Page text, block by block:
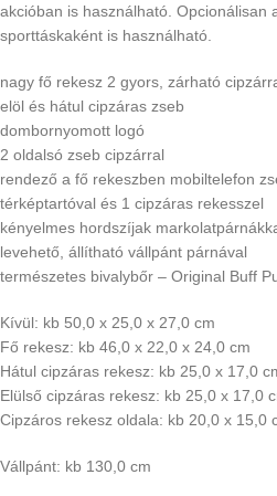
akcióban is használható. Opcionálisan
sporttáskaként is használható.
nagy fő rekesz 2 gyors, zárható
elöl és hátul cipzáras zseb
dombornyomott logó
2 oldalsó zseb cipzárral
rendező a fő rekeszben mobiltelefon
térképtartóval és 1 cipzáras rekesszel
kényelmes hordszíjak
levehető, állítható vállpánt párnával
természetes bivalybőr – Original Buff
Kívül: kb 50,0 x 25,0 x 27,0 cm
Fő rekesz: kb 46,0 x 22,0 x 24,0 cm
Hátul cipzáras rekesz: kb 25,0 x 17,0
Elülső cipzáras rekesz: kb 25,0 x 17,0
Cipzáros rekesz oldala: kb 20,0 x 15,0
Vállpánt: kb 130,0 cm